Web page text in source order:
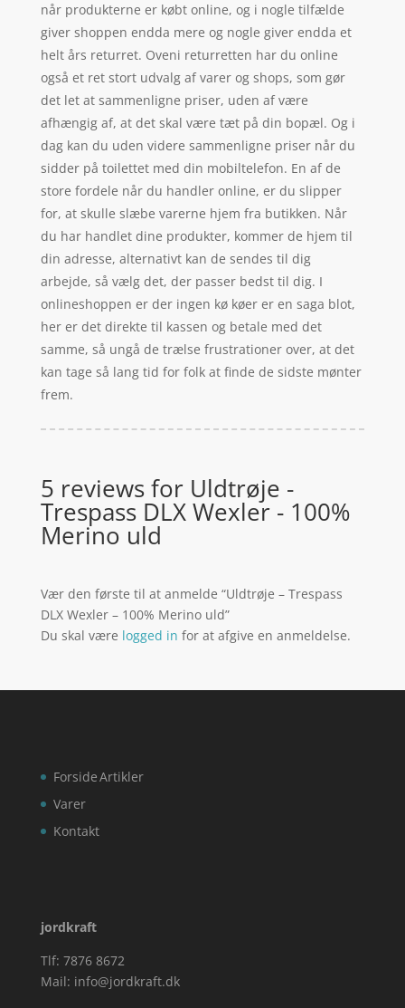
når produkterne er købt online, og i nogle tilfælde
giver shoppen endda mere og nogle giver endda et
helt års returret. Oveni returretten har du online
også et ret stort udvalg af varer og shops, som gør
det let at sammenligne priser, uden af være
afhængig af, at det skal være tæt på din bopæl. Og i
dag kan du uden videre sammenligne priser når du
sidder på toilettet med din mobiltelefon. En af de
store fordele når du handler online, er du slipper
for, at skulle slæbe varerne hjem fra butikken. Når
du har handlet dine produkter, kommer de hjem til
din adresse, alternativt kan de sendes til dig
arbejde, så vælg det, der passer bedst til dig. I
onlineshoppen er der ingen kø køer er en saga blot,
her er det direkte til kassen og betale med det
samme, så ungå de trælse frustrationer over, at det
kan tage så lang tid for folk at finde de sidste mønter
frem.
5 reviews for Uldtrøje -
Trespass DLX Wexler - 100%
Merino uld
Vær den første til at anmelde “Uldtrøje – Trespass
DLX Wexler – 100% Merino uld”
Du skal være logged in for at afgive en anmeldelse.
Forside
Varer
Kontakt
Artikler
jordkraft
Tlf: 7876 8672
Mail: info@jordkraft.dk